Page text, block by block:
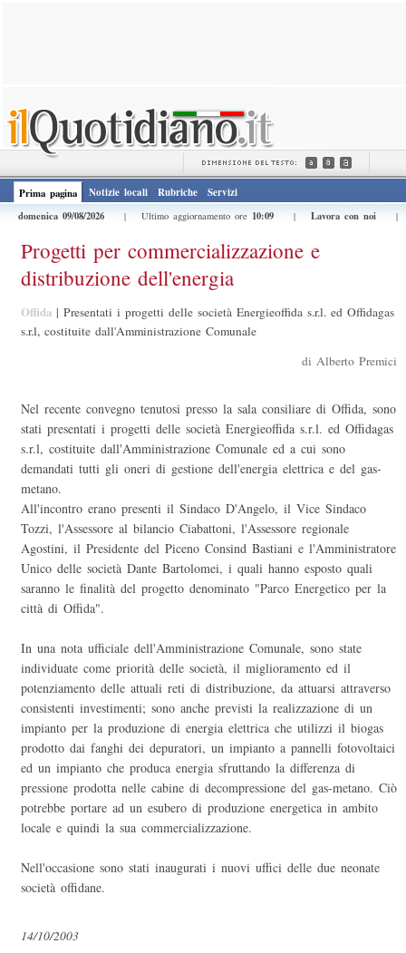
Prima pagina Notizie locali Rubriche
Servizi
domenica 09/08/2026
| Ultimo aggiornamento ore 10:09 | Lavora con noi
Progetti per commercializzazione e
distribuzione dell'energia
Offida | Presentati i progetti delle società Energieoffida s.r.l. ed Offidagas
s.r.l, costituite dall'Amministrazione Comunale
di Alberto Premici
Nel recente convegno tenutosi presso la sala consiliare di Offida, sono
stati presentati i progetti delle società Energieoffida s.r.l. ed Offidagas
s.r.l, costituite dall'Amministrazione Comunale ed a cui sono
demandati tutti gli oneri di gestione dell'energia elettrica e del gas-
metano.
All'incontro erano presenti il Sindaco D'Angelo, il Vice Sindaco
Tozzi, l'Assessore al bilancio Ciabattoni, l'Assessore regionale
Agostini, il Presidente del Piceno Consind Bastiani e l'Amministratore
Unico delle società Dante Bartolomei, i quali hanno esposto quali
saranno le finalità del progetto denominato "Parco Energetico per la
città di Offida".
In una nota ufficiale dell'Amministrazione Comunale, sono state
individuate come priorità delle società, il miglioramento ed il
potenziamento delle attuali reti di distribuzione, da attuarsi attraverso
consistenti investimenti; sono anche previsti la realizzazione di un
impianto per la produzione di energia elettrica che utilizzi il biogas
prodotto dai fanghi dei depuratori, un impianto a pannelli fotovoltaici
ed un impianto che produca energia sfruttando la differenza di
pressione prodotta nelle cabine di decompressione del gas-metano. Ciò
potrebbe portare ad un esubero di produzione energetica in ambito
locale e quindi la sua commercializzazione.
Nell'occasione sono stati inaugurati i nuovi uffici delle due neonate
società offidane.
14/10/2003